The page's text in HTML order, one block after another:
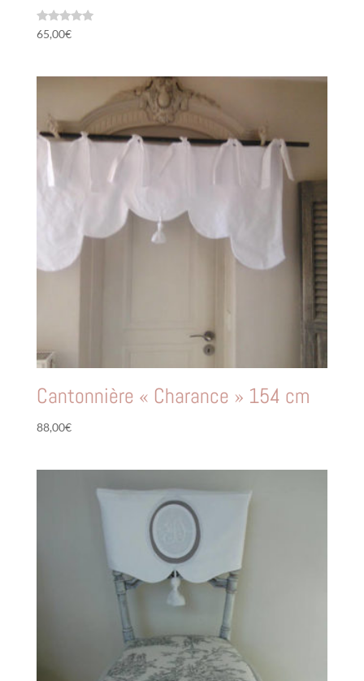
Note
5.00
65,00€
Cantonnière « Charance » 154 cm
88,00€